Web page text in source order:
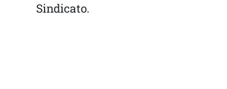
Sindicato.